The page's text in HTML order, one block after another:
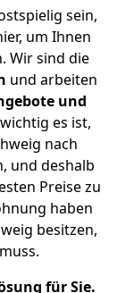
sein,
um Ihnen
Wir sind die
und arbeiten
und
es ist,
nach
und deshalb
Preise zu
haben
besitzen,
für Sie.